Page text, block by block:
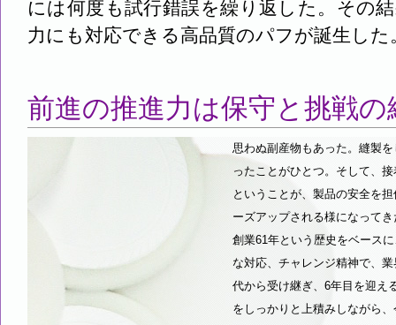
には何度も試行錯誤を繰り返した。その
力にも対応できる高品質のパフが誕生した
前進の推進力は保守と挑戦
思わぬ副産物もあった。縫製
ったことがひとつ。そして、
ということが、製品の安全を
ーズアップされる様になって
創業61年という歴史をベース
な対応、チャレンジ精神で、
代から受け継ぎ、6年目を迎え
をしっかりと上積みしながら